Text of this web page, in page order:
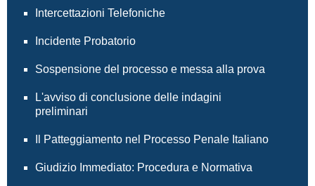
Intercettazioni Telefoniche
Incidente Probatorio
Sospensione del processo e messa alla prova
L'avviso di conclusione delle indagini
preliminari
Il Patteggiamento nel Processo Penale Italiano
Giudizio Immediato: Procedura e Normativa